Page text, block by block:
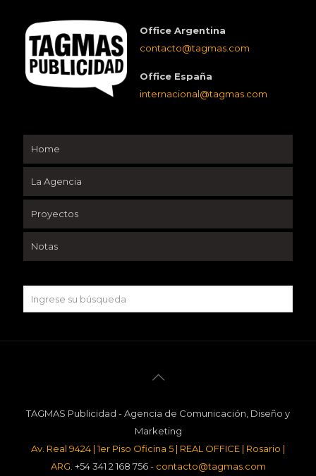
Office Argentina
contacto@tagmas.com
Office España
internacional@tagmas.com
Home
La Agencia
Proyectos
Notas
TAGMAS Publicidad - Agencia de Comunicación, Diseño y
Marketing
Av. Real 9424 | 1er Piso Oficina 5 | REAL OFFICE | Rosario |
ARG. +54 341 2 168 756 - contacto@tagmas.com